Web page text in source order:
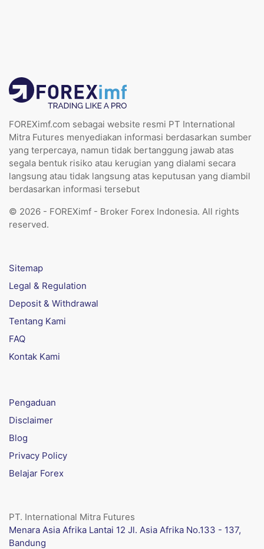
FOREXimf.com sebagai website resmi PT International
Mitra Futures menyediakan informasi berdasarkan sumber
yang terpercaya, namun tidak bertanggung jawab atas
segala bentuk risiko atau kerugian yang dialami secara
langsung atau tidak langsung atas keputusan yang diambil
berdasarkan informasi tersebut
© 2026 - FOREXimf - Broker Forex Indonesia. All rights
reserved.
Sitemap
Legal & Regulation
Deposit & Withdrawal
Tentang Kami
FAQ
Kontak Kami
Pengaduan
Disclaimer
Blog
Privacy Policy
Belajar Forex
PT. International Mitra Futures
Menara Asia Afrika Lantai 12 Jl. Asia Afrika No.133 - 137,
Bandung